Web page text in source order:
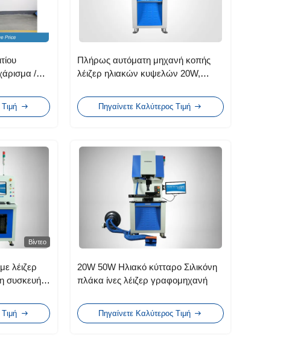
/
Πλήρως αυτόματη μηχανή κοπής
λέιζερ ηλιακών κυψελών 20W,
Πηγαίνετε Καλύτερος Τιμή
Βίντεο
λέιζερ
συσκευή
20W 50W Ηλιακό κύτταρο Σιλικόνη
πλάκα ίνες λέιζερ γραφομηχανή
Πηγαίνετε Καλύτερος Τιμή